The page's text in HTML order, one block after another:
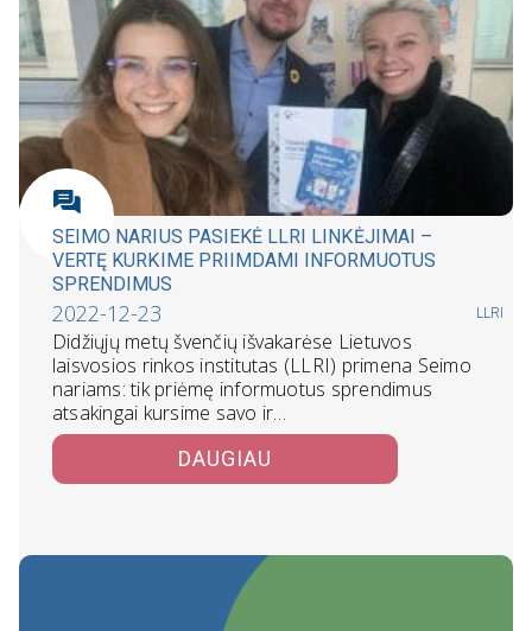
SEIMO NARIUS PASIEKĖ LLRI LINKĖJIMAI –
VERTĘ KURKIME PRIIMDAMI INFORMUOTUS
SPRENDIMUS
2022-12-23 LLRI
Didžiųjų metų švenčių išvakarėse Lietuvos
laisvosios rinkos institutas (LLRI) primena Seimo
nariams: tik priėmę informuotus sprendimus
atsakingai kursime savo ir…
DAUGIAU